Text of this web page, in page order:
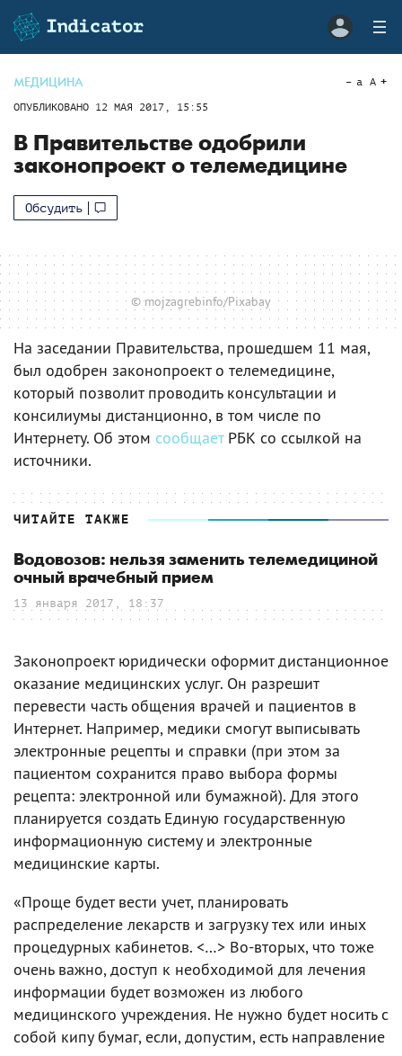
МЕДИЦИНА
ОПУБЛИКОВАНО 12 МАЯ 2017, 15:55
a A
В Правительстве одобрили
законопроект о телемедицине
Обсудить
© mojzagrebinfo/Pixabay
На заседании Правительства, прошедшем 11 мая,
был одобрен законопроект о телемедицине,
который позволит проводить консультации и
консилиумы дистанционно, в том числе по
Интернету. Об этом сообщаетРБК со ссылкой на
источники.
ЧИТАЙТЕ ТАКЖЕ
Водовозов: нельзя заменить телемедициной
очный врачебный прием
13 января 2017, 18:37
Законопроект юридически оформит дистанционное
оказание медицинских услуг. Он разрешит
перевести часть общения врачей и пациентов в
Интернет. Например, медики смогут выписывать
электронные рецепты и справки (при этом за
пациентом сохранится право выбора формы
рецепта: электронной или бумажной). Для этого
планируется создать Единую государственную
информационную систему и электронные
медицинские карты.
«Проще будет вести учет, планировать
распределение лекарств и загрузку тех или иных
процедурных кабинетов. <…> Во-вторых, что тоже
очень важно, доступ к необходимой для лечения
информации будет возможен из любого
медицинского учреждения. Не нужно будет носить с
собой кипу бумаг, если, допустим, есть направление